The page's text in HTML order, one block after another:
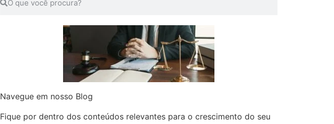
Navegue em nosso Blog
Fique por dentro dos conteúdos relevantes para o crescimento do seu